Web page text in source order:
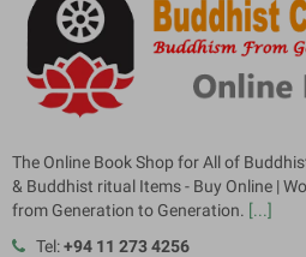
The Online Book Shop for All of
& Buddhist ritual Items - Buy Online |
from Generation to Generation. [...]
Tel:+94 11 273 4256